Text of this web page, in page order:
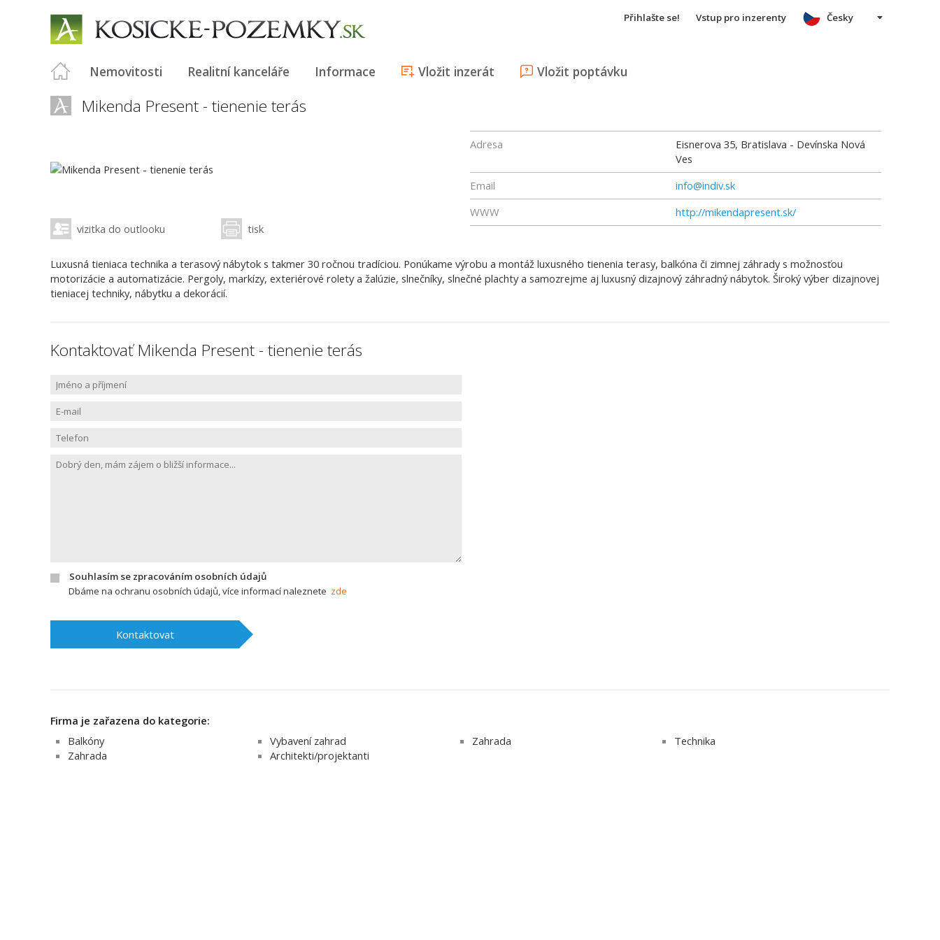
Přihlašte se! Vstup pro inzerenty
Nemovitosti Realitní kanceláře Informace Vložit inzerát Vložit poptávku
Česky
Mikenda Present - tienenie terás
vizitka do outlooku tisk
Adresa
Eisnerova 35, Bratislava - Devínska Nová
Ves
Email
info@indiv.sk
WWW
http://mikendapresent.sk/
Luxusná tieniaca technika a terasový nábytok s takmer 30 ročnou tradíciou. Ponúkame výrobu a montáž luxusného tienenia terasy, balkóna či zimnej záhrady s možnosťou
motorizácie a automatizácie. Pergoly, markízy, exteriérové rolety a žalúzie, slnečníky, slnečné plachty a samozrejme aj luxusný dizajnový záhradný nábytok. Široký výber dizajnovej
tieniacej techniky, nábytku a dekorácií.
Kontaktovať Mikenda Present - tienenie terás
Souhlasím se zpracováním osobních údajů
Dbáme na ochranu osobních údajů, více informací naleznete zde
Kontaktovat
Firma je zařazena do kategorie:
Balkóny
Vybavení zahrad Zahrada
Technika
Zahrada
Architekti/projektanti